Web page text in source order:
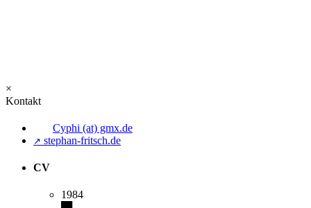
×
Kontakt
Cyphi (at) gmx.de
↗ stephan-fritsch.de
CV
1984